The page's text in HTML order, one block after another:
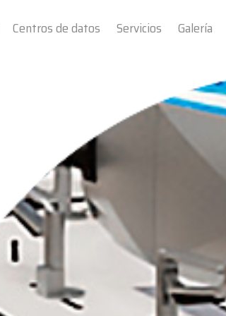
Centros de datos Servicios Galería